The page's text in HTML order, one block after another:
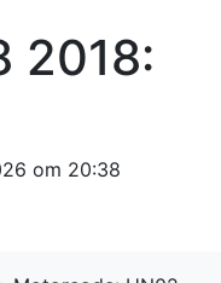
2018:
om 20:38